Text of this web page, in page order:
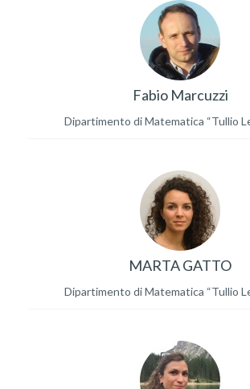
Fabio Marcuzzi
Dipartimento di Matematica “Tullio
MARTA GATTO
Dipartimento di Matematica “Tullio